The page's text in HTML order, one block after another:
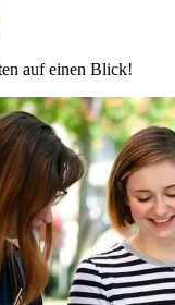
auf einen Blick!